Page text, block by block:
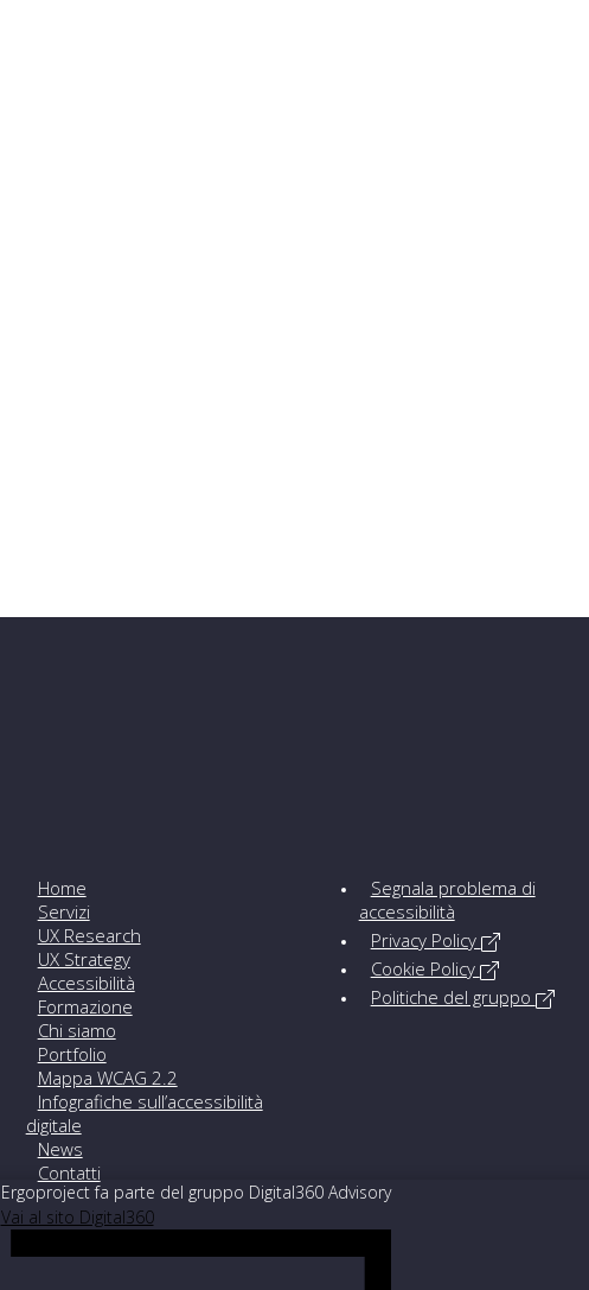
Home
Servizi
UX Research
UX Strategy
Accessibilità
Formazione
Chi siamo
Portfolio
Mappa WCAG 2.2
Infografiche sull’accessibilità
digitale
News
Contatti
Segnala problema di
accessibilità
Privacy Policy
Cookie Policy
Politiche del gruppo
Ergoproject fa parte del gruppo Digital360 Advisory
Vai al sito Digital360